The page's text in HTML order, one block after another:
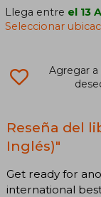
Llega entre el 13
Seleccionar
Agregar a
Reseña del
Inglés)"
Get ready for
international